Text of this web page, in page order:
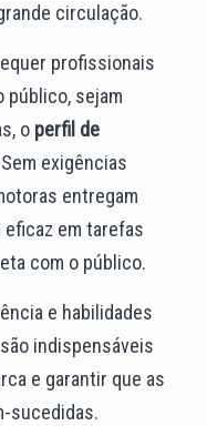
circulação.
profissionais
público, sejam
o perfil de
exigências
entregam
em tarefas
com o público.
e habilidades
indispensáveis
e garantir que as
sucedidas.